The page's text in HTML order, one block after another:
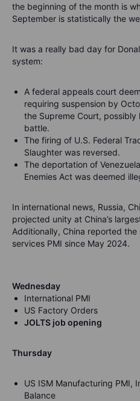
the beginning of the month is
September is statistically the
It was a really bad day for
system:
A federal appeals court
requiring suspension by
the Supreme Court,
battle.
The firing of U.S. Federal
Slaughter was reversed.
The deportation of
Enemies Act was deemed
In international news, Russia,
projected unity at China’s
Additionally, China reported
services PMI since May 2024.
Wednesday
International PMI
US Factory Orders
JOLTS job opening
Thursday
US ISM Manufacturing PMI,
Balance